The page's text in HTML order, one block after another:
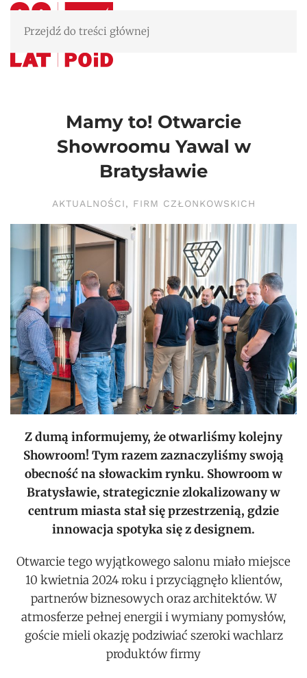
Przejdź do treści głównej
Mamy to! Otwarcie
Showroomu Yawal w
Bratysławie
AKTUALNOŚCI, FIRM CZŁONKOWSKICH
Z dumą informujemy, że otwarliśmy kolejny
Showroom! Tym razem zaznaczyliśmy swoją
obecność na słowackim rynku. Showroom w
Bratysławie, strategicznie zlokalizowany w
centrum miasta stał się przestrzenią, gdzie
innowacja spotyka się z designem.
Otwarcie tego wyjątkowego salonu miało miejsce
10 kwietnia 2024 roku i przyciągnęło klientów,
partnerów biznesowych oraz architektów. W
atmosferze pełnej energii i wymiany pomysłów,
goście mieli okazję podziwiać szeroki wachlarz
produktów firmy